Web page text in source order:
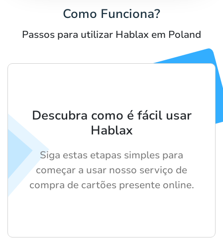
Como Funciona?
Passos para utilizar Hablax em Poland
Descubra como é fácil usar
Hablax
Siga estas etapas simples para
começar a usar nosso serviço de
compra de cartões presente online.